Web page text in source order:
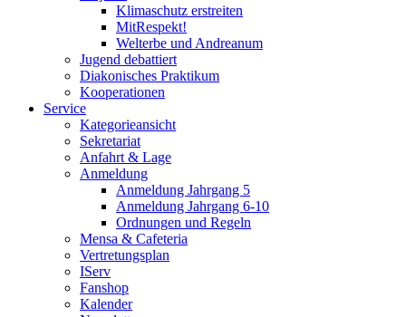
Klimaschutz erstreiten
MitRespekt!
Welterbe und Andreanum
Jugend debattiert
Diakonisches Praktikum
Kooperationen
Service
Kategorieansicht
Sekretariat
Anfahrt & Lage
Anmeldung
Anmeldung Jahrgang 5
Anmeldung Jahrgang 6-10
Ordnungen und Regeln
Mensa & Cafeteria
Vertretungsplan
IServ
Fanshop
Kalender